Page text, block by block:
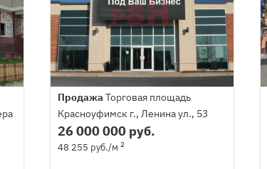
Продажа Торговая площадь
Красноуфимск г., Ленина ул., 53
26 000 000 руб.
48 255 руб./м 2